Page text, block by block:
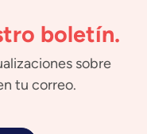
boletín.
sobre
tu correo.